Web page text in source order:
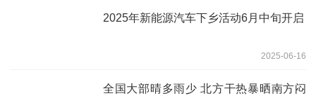
2025年新能源汽车下乡活动6月中旬开启
2025-06-16
全国大部晴多雨少 北方干热暴晒南方闷